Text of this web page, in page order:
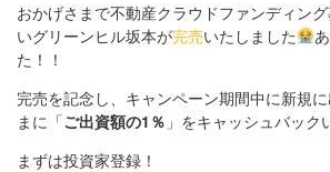
おかげさまで不動産クラウドファンディン
いグリーンヒル坂本が完売いたしました
た！！
完売を記念し、キャンペーン期間中に新規
まに「ご出資額の1％ 」をキャッシュバック
まずは投資家登録！